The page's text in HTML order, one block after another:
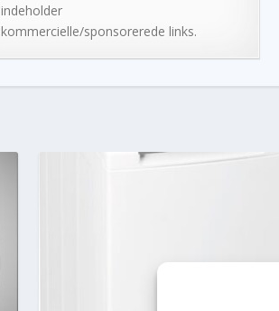
indeholder
kommercielle/sponsorerede links.